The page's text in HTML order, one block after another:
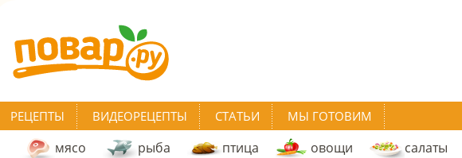
РЕЦЕПТЫ ВИДЕОРЕЦЕПТЫ СТАТЬИ МЫ ГОТОВИМ
мясо рыба птица овощи салаты